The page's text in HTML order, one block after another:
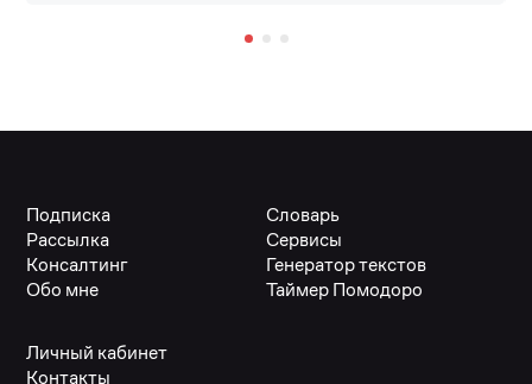
Подписка
Рассылка
Консалтинг
Обо мне
Словарь
Сервисы
Генератор текстов
Таймер Помодоро
Личный кабинет
Контакты